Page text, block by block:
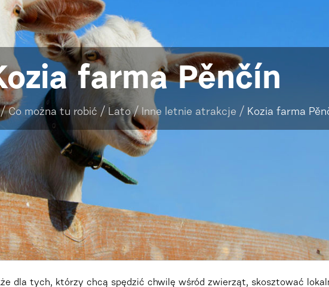
farma Pěnčín
Co można tu robić / Lato/Inne letnie atrakcje / Kozia farma
dla tych, którzy chcą spędzić chwilę wśród zwierząt, skosztować